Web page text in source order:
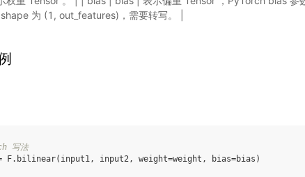
为 (1, out_features)，需要转写。 |
写法
F. bilinear( input1, input2, weight=weight , bias=bias )